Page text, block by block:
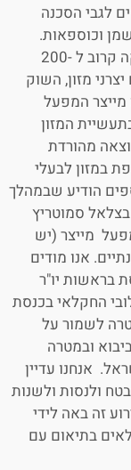
לגבי הסכנה
וכוספאות.
החברה ממוקמת באשדוד ואשקלון ומעסיקה קרוב ל -200
מזון, השוק
מייצר המפעל
המזון
מהורדת
במזון לבעלי
הודיע שבמהלך
סמוטריץ
שהמפעל מייצר (יש
אנו מודים
בראשות יו"ר
החקלאי בכנסת
לשמור על
ובמטרה
אנחנו עדיין
ולנסות ולשנות
זה באה לידי
בתיאום עם